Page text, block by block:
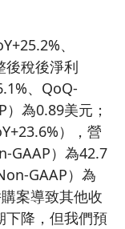
、
後稅後淨利
、QoQ-
為0.89美元；
），營
GAAP）為42.7
GAAP）為
案導致其他收
下降，但我們預